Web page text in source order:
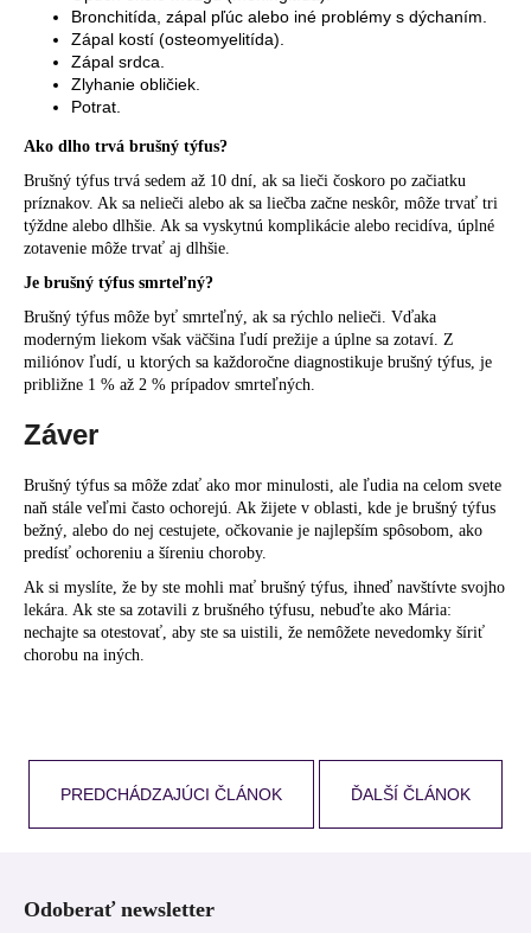
Bronchitída, zápal pľúc alebo iné problémy s dýchaním.
Zápal kostí (osteomyelitída).
Zápal srdca.
Zlyhanie obličiek.
Potrat.
Ako dlho trvá brušný týfus?
Brušný týfus trvá sedem až 10 dní, ak sa lieči čoskoro po začiatku
príznakov. Ak sa nelieči alebo ak sa liečba začne neskôr, môže trvať tri
týždne alebo dlhšie. Ak sa vyskytnú komplikácie alebo recidíva, úplné
zotavenie môže trvať aj dlhšie.
Je brušný týfus smrteľný?
Brušný týfus môže byť smrteľný, ak sa rýchlo nelieči. Vďaka
moderným liekom však väčšina ľudí prežije a úplne sa zotaví. Z
miliónov ľudí, u ktorých sa každoročne diagnostikuje brušný týfus, je
približne 1 % až 2 % prípadov smrteľných.
Záver
Brušný týfus sa môže zdať ako mor minulosti, ale ľudia na celom svete
naň stále veľmi často ochorejú. Ak žijete v oblasti, kde je brušný týfus
bežný, alebo do nej cestujete, očkovanie je najlepším spôsobom, ako
predísť ochoreniu a šíreniu choroby.
Ak si myslíte, že by ste mohli mať brušný týfus, ihneď navštívte svojho
lekára. Ak ste sa zotavili z brušného týfusu, nebuďte ako Mária:
nechajte sa otestovať, aby ste sa uistili, že nemôžete nevedomky šíriť
chorobu na iných.
PREDCHÁDZAJÚCI ČLÁNOK ĎALŠÍ ČLÁNOK
Odoberať newsletter